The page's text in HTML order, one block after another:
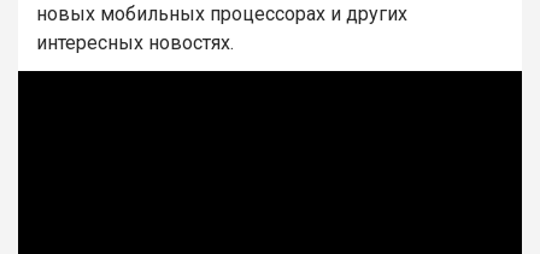
новых мобильных процессорах и других
интересных новостях.